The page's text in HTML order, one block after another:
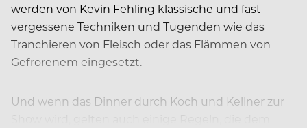
werden von Kevin Fehling klassische und fast
vergessene Techniken und Tugenden wie das
Tranchieren von Fleisch oder das Flämmen von
Gefrorenem eingesetzt.
Und wenn das Dinner durch Koch und Kellner zur